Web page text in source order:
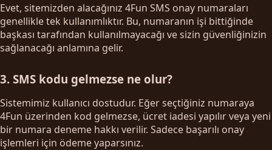
Evet, sitemizden alacağınız 4Fun SMS onay numaraları
genellikle tek kullanımlıktır. Bu, numaranın işi bittiğinde
başkası tarafından kullanılmayacağı ve sizin güvenliğinizin
sağlanacağı anlamına gelir.
3. SMS kodu gelmezse ne olur?
Sistemimiz kullanıcı dostudur. Eğer seçtiğiniz numaraya
4Fun üzerinden kod gelmezse, ücret iadesi yapılır veya yeni
bir numara deneme hakkı verilir. Sadece başarılı onay
işlemleri için ödeme yaparsınız.